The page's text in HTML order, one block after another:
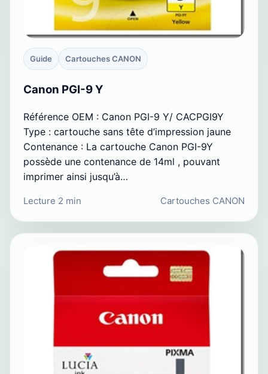
Guide Cartouches CANON
Canon PGI-9 Y
Référence OEM : Canon PGI-9 Y/ CACPGI9Y
Type : cartouche sans tête d’impression jaune
Contenance : La cartouche Canon PGI-9Y
possède une contenance de 14ml , pouvant
imprimer ainsi jusqu’à…
Lecture 2 min Cartouches CANON